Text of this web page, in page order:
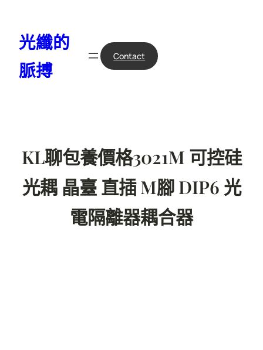
光纖的
脈搏
Contact
KL聊包養價格3021M 可控硅
光耦 晶臺 直插 M腳 DIP6 光
電隔離器耦合器